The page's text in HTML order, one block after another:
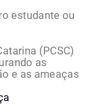
estudante ou
(PCSC)
as
e as ameaças